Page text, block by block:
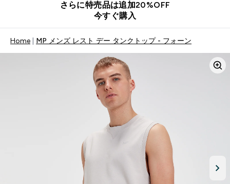
さらに特売品は追加20%OFF
今すぐ購入
Home MP メンズ レスト デー タンクトップ - フォーン